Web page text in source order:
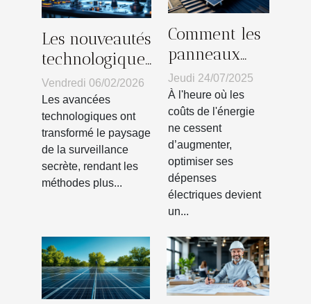
Les nouveautés
technologiques
en matière de
surveillance
secrète
Vendredi 06/02/2026
Les avancées
technologiques ont
transformé le paysage
de la surveillance
secrète, rendant les
méthodes plus...
Comment les
panneaux
solaires
peuvent
réduire vos
factures
d'électricité ?
Jeudi 24/07/2025
À l'heure où les
coûts de l'énergie
ne cessent
d’augmenter,
optimiser ses
dépenses
électriques devient
un...